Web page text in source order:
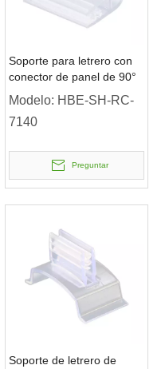
Soporte para letrero con
conector de panel de 90°
Modelo: HBE-SH-RC-
7140
Preguntar
Soporte de letrero de